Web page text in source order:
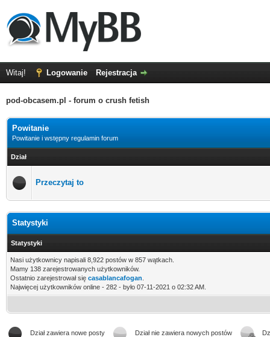
Witaj! Logowanie Rejestracja
pod-obcasem.pl - forum o crush fetish
Powitanie
Powitanie i wstępny regulamin forum
Dział
Przeczytaj to
Statystyki
Statystyki
Nasi użytkownicy napisali 8,922 postów w 857 wątkach.
Mamy 138 zarejestrowanych użytkowników.
Ostatnio zarejestrował się casablancafogan
Najwięcej użytkowników online - 282 - było 07-11-2021 o 02:32 AM.
Dział zawiera nowe posty Dział nie zawiera nowych postów